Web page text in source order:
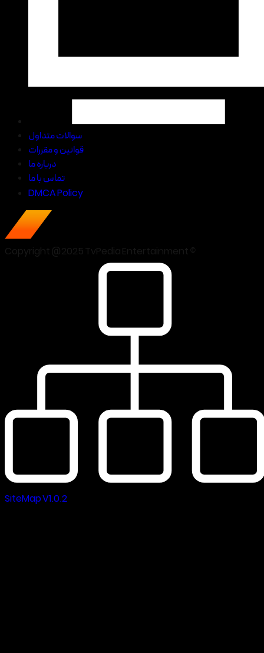
سوالات متداول
قوانین و مقررات
درباره ما
تماس با ما
DMCA Policy
SiteMap V1.0.2